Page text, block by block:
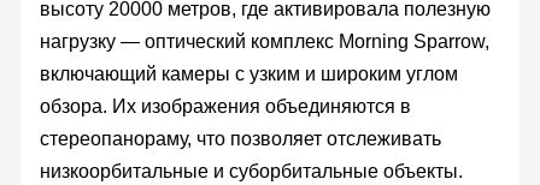
высоту 20000 метров, где активировала полезную
нагрузку — оптический комплекс Morning Sparrow,
включающий камеры с узким и широким углом
обзора. Их изображения объединяются в
стереопанораму, что позволяет отслеживать
низкоорбитальные и суборбитальные объекты.